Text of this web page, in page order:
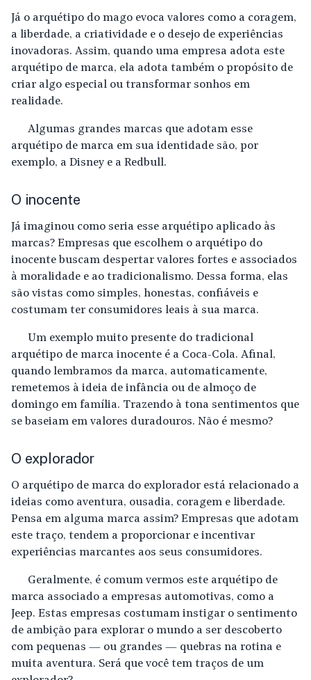
Já o arquétipo do mago evoca valores como a coragem,
a liberdade, a criatividade e o desejo de experiências
inovadoras. Assim, quando uma empresa adota este
arquétipo de marca, ela adota também o propósito de
criar algo especial ou transformar sonhos em
realidade.
Algumas grandes marcas que adotam esse
arquétipo de marca em sua identidade são, por
exemplo, a Disney e a Redbull.
O inocente
Já imaginou como seria esse arquétipo aplicado às
marcas? Empresas que escolhem o arquétipo do
inocente buscam despertar valores fortes e associados
à moralidade e ao tradicionalismo. Dessa forma, elas
são vistas como simples, honestas, confiáveis e
costumam ter consumidores leais à sua marca.
Um exemplo muito presente do tradicional
arquétipo de marca inocente é a Coca-Cola. Afinal,
quando lembramos da marca, automaticamente,
remetemos à ideia de infância ou de almoço de
domingo em família. Trazendo à tona sentimentos que
se baseiam em valores duradouros. Não é mesmo?
O explorador
O arquétipo de marca do explorador está relacionado a
ideias como aventura, ousadia, coragem e liberdade.
Pensa em alguma marca assim? Empresas que adotam
este traço, tendem a proporcionar e incentivar
experiências marcantes aos seus consumidores.
Geralmente, é comum vermos este arquétipo de
marca associado a empresas automotivas, como a
Jeep. Estas empresas costumam instigar o sentimento
de ambição para explorar o mundo a ser descoberto
com pequenas — ou grandes — quebras na rotina e
muita aventura. Será que você tem traços de um